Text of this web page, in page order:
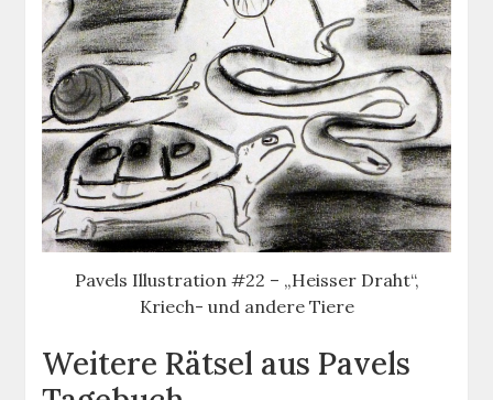
Pavels Illustration #22 – „Heisser Draht“,
Kriech- und andere Tiere
Weitere Rätsel aus Pavels